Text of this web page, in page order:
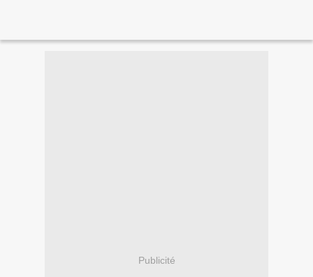
Publicité